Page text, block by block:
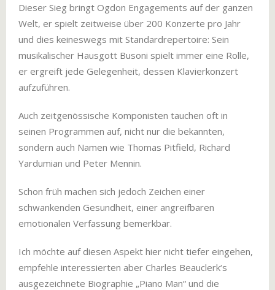
Dieser Sieg bringt Ogdon Engagements auf der ganzen
Welt, er spielt zeitweise über 200 Konzerte pro Jahr
und dies keineswegs mit Standardrepertoire: Sein
musikalischer Hausgott Busoni spielt immer eine Rolle,
er ergreift jede Gelegenheit, dessen Klavierkonzert
aufzuführen.
Auch zeitgenössische Komponisten tauchen oft in
seinen Programmen auf, nicht nur die bekannten,
sondern auch Namen wie Thomas Pitfield, Richard
Yardumian und Peter Mennin.
Schon früh machen sich jedoch Zeichen einer
schwankenden Gesundheit, einer angreifbaren
emotionalen Verfassung bemerkbar.
Ich möchte auf diesen Aspekt hier nicht tiefer eingehen,
empfehle interessierten aber Charles Beauclerk‘s
ausgezeichnete Biographie „Piano Man“ und die